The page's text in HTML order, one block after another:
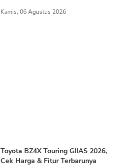
Kamis, 06 Agustus 2026
Toyota BZ4X Touring GIIAS 2026,
Cek Harga & Fitur Terbarunya